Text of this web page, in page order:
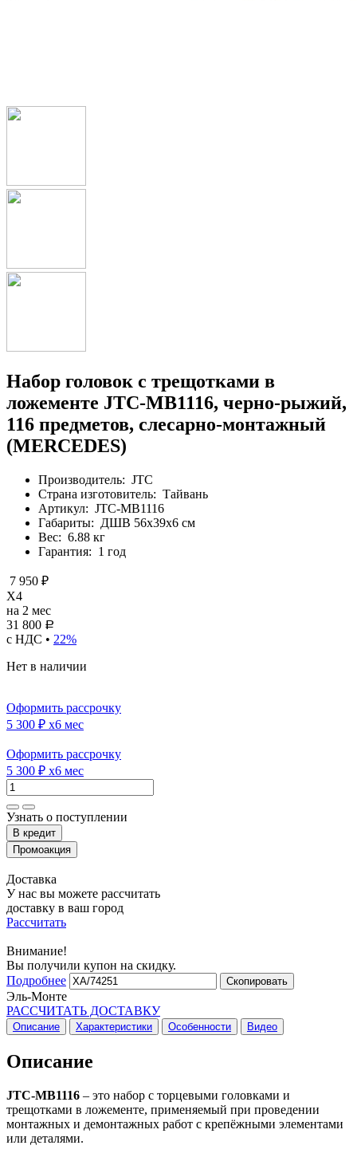
Набор головок с трещотками в
ложементе JTC-MB1116, черно-рыжий,
116 предметов, слесарно-монтажный
(MERCEDES)
Производитель: JTC
Страна изготовитель: Тайвань
Артикул: JTC-MB1116
Габариты: ДШВ 56х39х6 см
Вес: 6.88 кг
Гарантия: 1 год
7 950 ₽
X4
на 2 мес
31 800 Р
с НДС • 22%
Нет в наличии
Оформить рассрочку
5 300 ₽ x6 мес
Оформить рассрочку
5 300 ₽ x6 мес
Узнать о поступлении
Доставка
У нас вы можете рассчитать
доставку в ваш город
Рассчитать
Внимание!
Вы получили купон на скидку.
Подробнее
Скопировать
Эль-Монте
РАССЧИТАТЬ ДОСТАВКУ
Описание Характеристики Особенности Видео
Описание
JTC-MB1116 – это набор с торцевыми головками и
трещотками в ложементе, применяемый при проведении
монтажных и демонтажных работ с крепёжными элементами
или деталями.